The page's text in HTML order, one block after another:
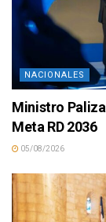
NACIONALES
Ministro
Meta RD 2036
05/08/2026